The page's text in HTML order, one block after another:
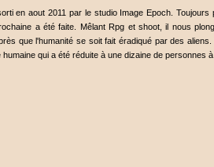
en aout 2011 par le studio Image Epoch.
a été faite. Mêlant Rpg et shoot, il nous
que l'humanité se soit fait éradiqué par des
qui a été réduite à une dizaine de personnes à